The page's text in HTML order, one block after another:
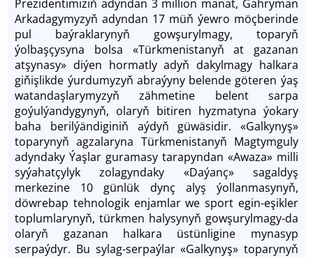
Prezidentimiziň adyndan 3 million manat, Gahryman
Arkadagymyzyň adyndan 17 müň ýewro möçberinde
pul baýraklarynyň gowşurylmagy, toparyň
ýolbaşçysyna bolsa «Türkmenistanyň at gazanan
atşynasy» diýen hormatly adyň dakylmagy halkara
giňişlikde ýurdumyzyň abraýyny belende göteren ýaş
watandaşlarymyzyň zähmetine belent sarpa
goýulýandygynyň, olaryň bitiren hyzmatyna ýokary
baha berilýändiginiň aýdyň güwäsidir. «Galkynyş»
toparynyň agzalaryna Türkmenistanyň Magtymguly
adyndaky Ýaşlar guramasy tarapyndan «Awaza» milli
syýahatçylyk zolagyndaky «Daýanç» sagaldyş
merkezine 10 günlük dynç alyş ýollanmasynyň,
döwrebap tehnologik enjamlar we sport egin-eşikler
toplumlarynyň, türkmen halysynyň gowşurylmagy-da
olaryň gazanan halkara üstünligine mynasyp
serpaýdyr. Bu sylag-serpaýlar «Galkynyş» toparynyň